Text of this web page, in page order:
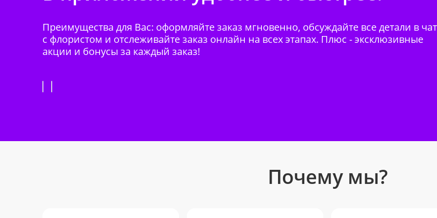
Преимущества для Вас: оформляйте заказ мгновенно, обсуждайте все детали в
с флористом и отслеживайте заказ онлайн на всех этапах. Плюс - эксклюзивные
акции и бонусы за каждый заказ!
Почему мы?